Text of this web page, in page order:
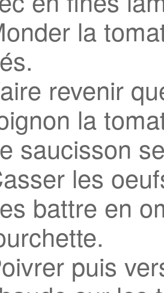
la
revenir
la
saucisson
les
battre en
puis